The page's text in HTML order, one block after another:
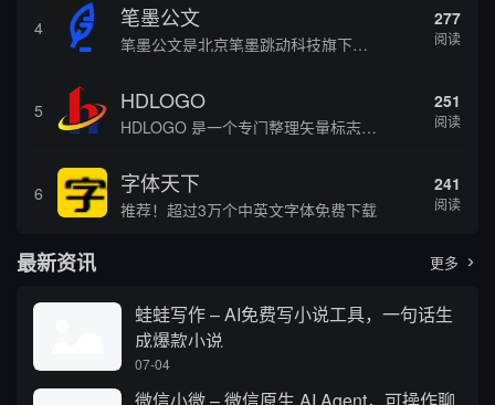
4 笔墨公文
笔墨公文是北京笔墨跳动科技旗下垂直公文赛道 AIGC 创作平台，深耕体制公文专业场景，依托海量标准公文语料训练专属大模型。平台整合 AI 公文生成、全维度智能校对、范文库、实时更新素材库、标准化公文模板五大核心板块，兼顾公文快速撰写、文稿合...
277
阅读
5 HDLOGO
HDLOGO 是一个专门整理矢量标志和图标的网站，提供各类品牌和公司的矢量标志下载服务，主要面向设计师、营销人员和企业用户，帮他们获取高质量的品牌标识资源。
251
阅读
6 字体天下
推荐！超过3万个中英文字体免费下载
241
阅读
最新资讯 更多 
蛙蛙写作 – AI免费写小说工具，一句话生
成爆款小说
07-04